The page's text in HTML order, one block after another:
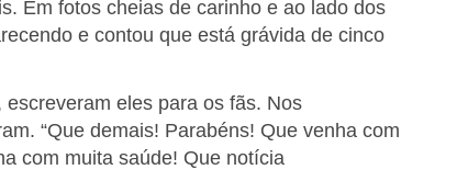
Em fotos cheias de carinho e ao lado dos
e contou que está grávida de cinco
escreveram eles para os fãs. Nos
“Que demais! Parabéns! Que venha com
com muita saúde! Que notícia